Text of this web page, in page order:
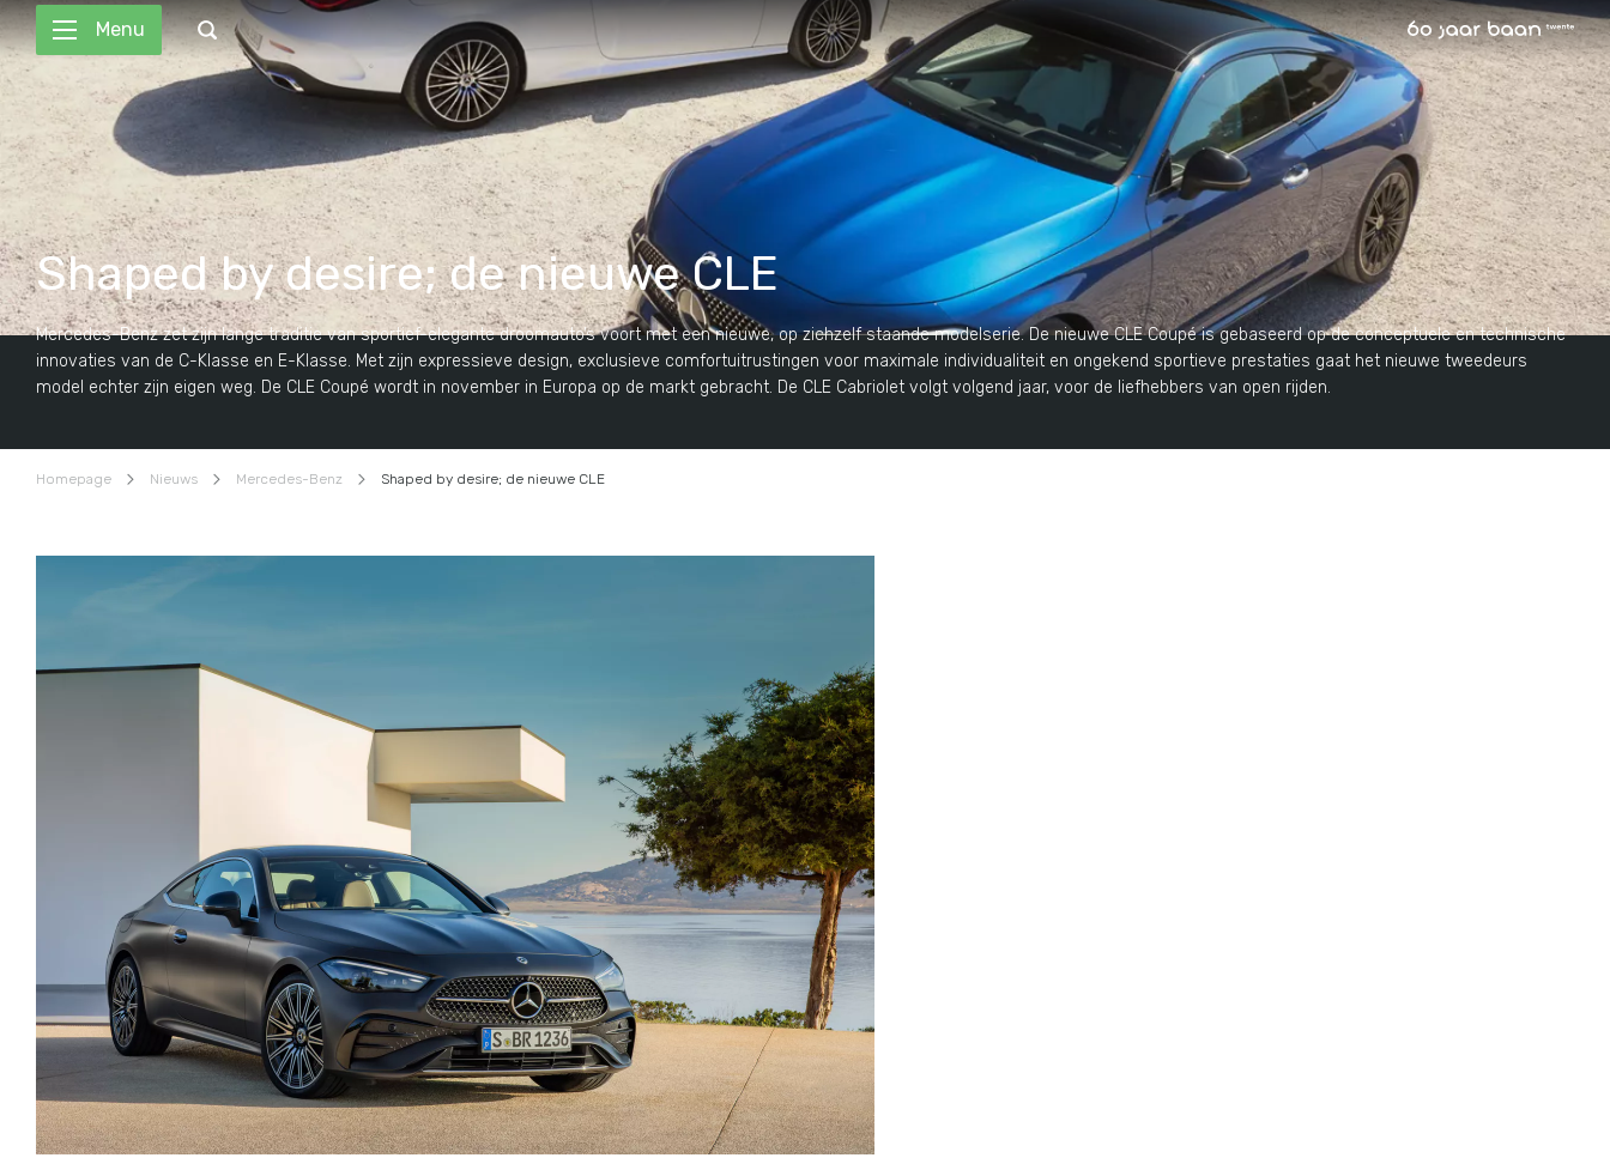
Menu
Shaped by desire; de nieuwe CLE
Mercedes-Benz zet zijn lange traditie van sportief-elegante droomauto’s voort met een nieuwe, op zichzelf staande modelserie. De nieuwe CLE Coupé is gebaseerd op de conceptuele en technische
innovaties van de C-Klasse en E-Klasse. Met zijn expressieve design, exclusieve comfortuitrustingen voor maximale individualiteit en ongekend sportieve prestaties gaat het nieuwe tweedeurs
model echter zijn eigen weg. De CLE Coupé wordt in november in Europa op de markt gebracht. De CLE Cabriolet volgt volgend jaar, voor de liefhebbers van open rijden.
Homepage Nieuws Mercedes-Benz Shaped by desire; de nieuwe CLE